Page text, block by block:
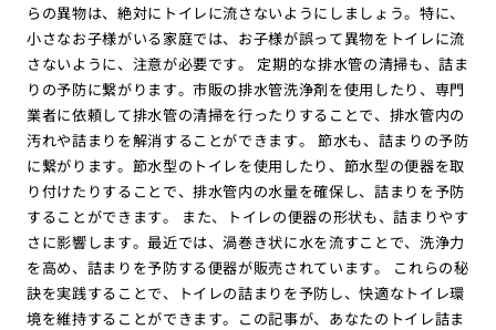
らの異物は、絶対にトイレに流さないようにしましょう。特に、
小さなお子様がいる家庭では、お子様が誤って異物をトイレに流
さないように、注意が必要です。 定期的な排水管の清掃も、詰ま
りの予防に繋がります。市販の排水管洗浄剤を使用したり、専門
業者に依頼して排水管の清掃を行ったりすることで、排水管内の
汚れや詰まりを解消することができます。 節水も、詰まりの予防
に繋がります。節水型のトイレを使用したり、節水型の便器を取
り付けたりすることで、排水管内の水量を確保し、詰まりを予防
することができます。 また、トイレの便器の形状も、詰まりやす
さに影響します。最近では、渦巻き状に水を流すことで、洗浄力
を高め、詰まりを予防する便器が販売されています。 これらの秘
訣を実践することで、トイレの詰まりを予防し、快適なトイレ環
境を維持することができます。この記事が、あなたのトイレ詰ま